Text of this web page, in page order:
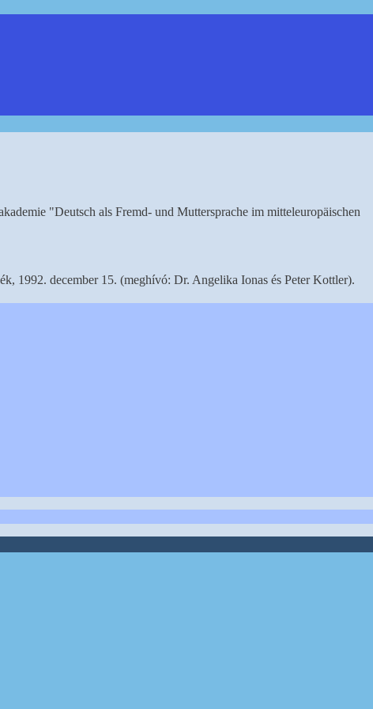
"Deutsch als Fremd- und Muttersprache im mitteleuropäischen
1992. december 15. (meghívó: Dr. Angelika Ionas és Peter Kottler).